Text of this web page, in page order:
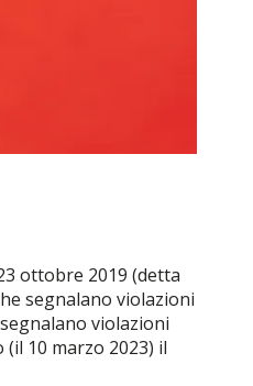
ottobre 2019 (detta
segnalano violazioni
violazioni
10 marzo 2023) il